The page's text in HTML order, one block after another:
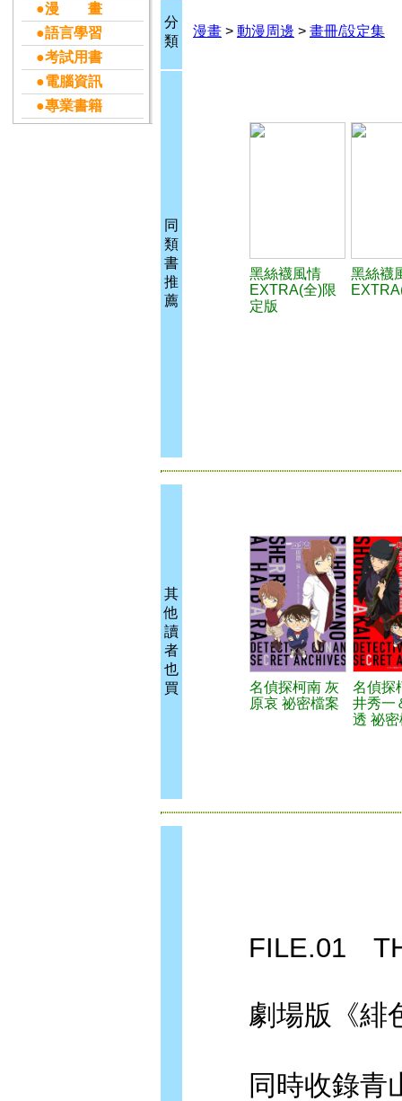
●漫 畫
●語言學習
●考試用書
●電腦資訊
●專業書籍
分
類
漫畫 > 動漫周邊 > 畫冊/設定集
同
類
書
推
薦
黑絲襪風情
EXTRA(全)限
定版
黑絲襪
其
他
讀
者
也
買
名偵探柯南 灰
原哀 祕密檔案
名偵探
井秀一
透 祕
FILE.01
劇場版《緋色
同時收錄青山